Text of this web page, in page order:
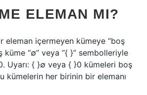
ELEMAN MI?
eleman içermeyen kümeye “boş
küme “∅” veya “{ }” sembolleriyle
Uyarı: { }∅ veya { }0 kümeleri boş
kümelerin her birinin bir elemanı